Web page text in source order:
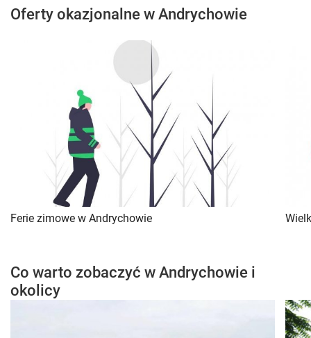
Oferty okazjonalne w Andrychowie
Ferie zimowe w Andrychowie
Co warto zobaczyć w Andrychowie i
okolicy